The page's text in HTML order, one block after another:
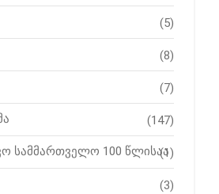
(5)
(8)
(7)
(147)
სამმართველო 100 წლისაა
(1)
(3)